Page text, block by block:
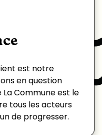
est notre
en question
La Commune est le
tous les acteurs
de progresser.